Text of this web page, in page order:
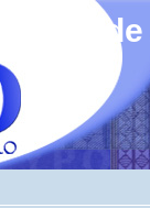
Amis